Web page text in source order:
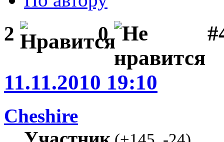
2 0
11.11.2010 19:10
Cheshire